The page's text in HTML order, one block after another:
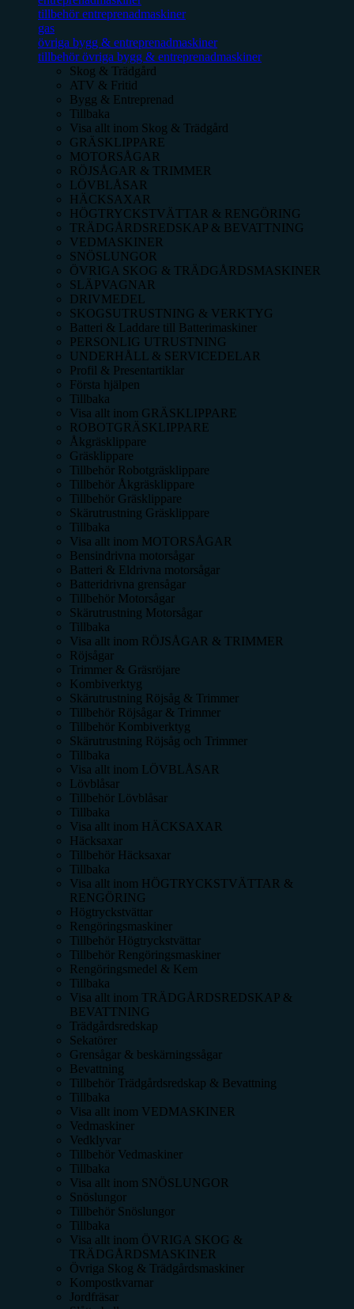
tillbehör entreprenadmaskiner
gas
övriga bygg & entreprenadmaskiner
tillbehör övriga bygg & entreprenadmaskiner
Skog & Trädgård
ATV & Fritid
Bygg & Entreprenad
Tillbaka
Visa allt inom Skog & Trädgård
GRÄSKLIPPARE
MOTORSÅGAR
RÖJSÅGAR & TRIMMER
LÖVBLÅSAR
HÄCKSAXAR
HÖGTRYCKSTVÄTTAR & RENGÖRING
TRÄDGÅRDSREDSKAP & BEVATTNING
VEDMASKINER
SNÖSLUNGOR
ÖVRIGA SKOG & TRÄDGÅRDSMASKINER
SLÄPVAGNAR
DRIVMEDEL
SKOGSUTRUSTNING & VERKTYG
Batteri & Laddare till Batterimaskiner
PERSONLIG UTRUSTNING
UNDERHÅLL & SERVICEDELAR
Profil & Presentartiklar
Första hjälpen
Tillbaka
Visa allt inom GRÄSKLIPPARE
ROBOTGRÄSKLIPPARE
Åkgräsklippare
Gräsklippare
Tillbehör Robotgräsklippare
Tillbehör Åkgräsklippare
Tillbehör Gräsklippare
Skärutrustning Gräsklippare
Tillbaka
Visa allt inom MOTORSÅGAR
Bensindrivna motorsågar
Batteri & Eldrivna motorsågar
Batteridrivna grensågar
Tillbehör Motorsågar
Skärutrustning Motorsågar
Tillbaka
Visa allt inom RÖJSÅGAR & TRIMMER
Röjsågar
Trimmer & Gräsröjare
Kombiverktyg
Skärutrustning Röjsåg & Trimmer
Tillbehör Röjsågar & Trimmer
Tillbehör Kombiverktyg
Skärutrustning Röjsåg och Trimmer
Tillbaka
Visa allt inom LÖVBLÅSAR
Lövblåsar
Tillbehör Lövblåsar
Tillbaka
Visa allt inom HÄCKSAXAR
Häcksaxar
Tillbehör Häcksaxar
Tillbaka
Visa allt inom HÖGTRYCKSTVÄTTAR &
RENGÖRING
Högtryckstvättar
Rengöringsmaskiner
Tillbehör Högtryckstvättar
Tillbehör Rengöringsmaskiner
Rengöringsmedel & Kem
Tillbaka
Visa allt inom TRÄDGÅRDSREDSKAP &
BEVATTNING
Trädgårdsredskap
Sekatörer
Grensågar & beskärningssågar
Bevattning
Tillbehör Trädgårdsredskap & Bevattning
Tillbaka
Visa allt inom VEDMASKINER
Vedmaskiner
Vedklyvar
Tillbehör Vedmaskiner
Tillbaka
Visa allt inom SNÖSLUNGOR
Snöslungor
Tillbehör Snöslungor
Tillbaka
Visa allt inom ÖVRIGA SKOG &
TRÄDGÅRDSMASKINER
Övriga Skog & Trädgårdsmaskiner
Kompostkvarnar
Jordfräsar